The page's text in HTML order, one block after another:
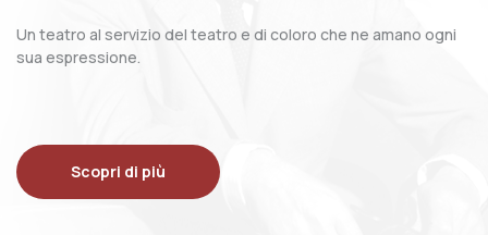
Un teatro al servizio del teatro e di coloro che ne amano ogni
sua espressione.
Scopri di più